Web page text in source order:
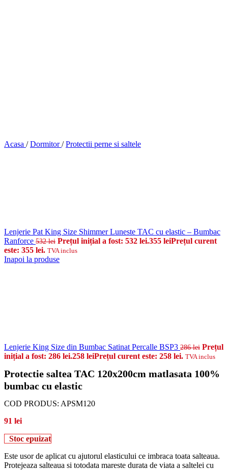
Acasa / Dormitor/ Protectii perne si saltele
Lenjerie Pat King Size Shimmer Luneste TAC cu elastic – Bumbac
Ranforce 532lei Prețul inițial a fost: 532 lei.355 leiPrețul curent
este: 355 lei. TVA inclus
Inapoi la produse
Lenjerie King Size din Bumbac Satinat Percalle BSP3 286lei Prețul
inițial a fost: 286 lei.258 leiPrețul curent este: 258 lei. TVA inclus
Protectie saltea TAC 120x200cm matlasata 100%
bumbac cu elastic
COD PRODUS: APSM120
91 lei
Stoc epuizat
Este usor de aplicat cu ajutorul elasticului ce imbraca toata salteaua.
Protejeaza salteaua si totodata mareste durata de viata a saltelei cu